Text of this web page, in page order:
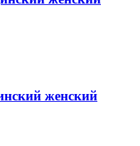
женский